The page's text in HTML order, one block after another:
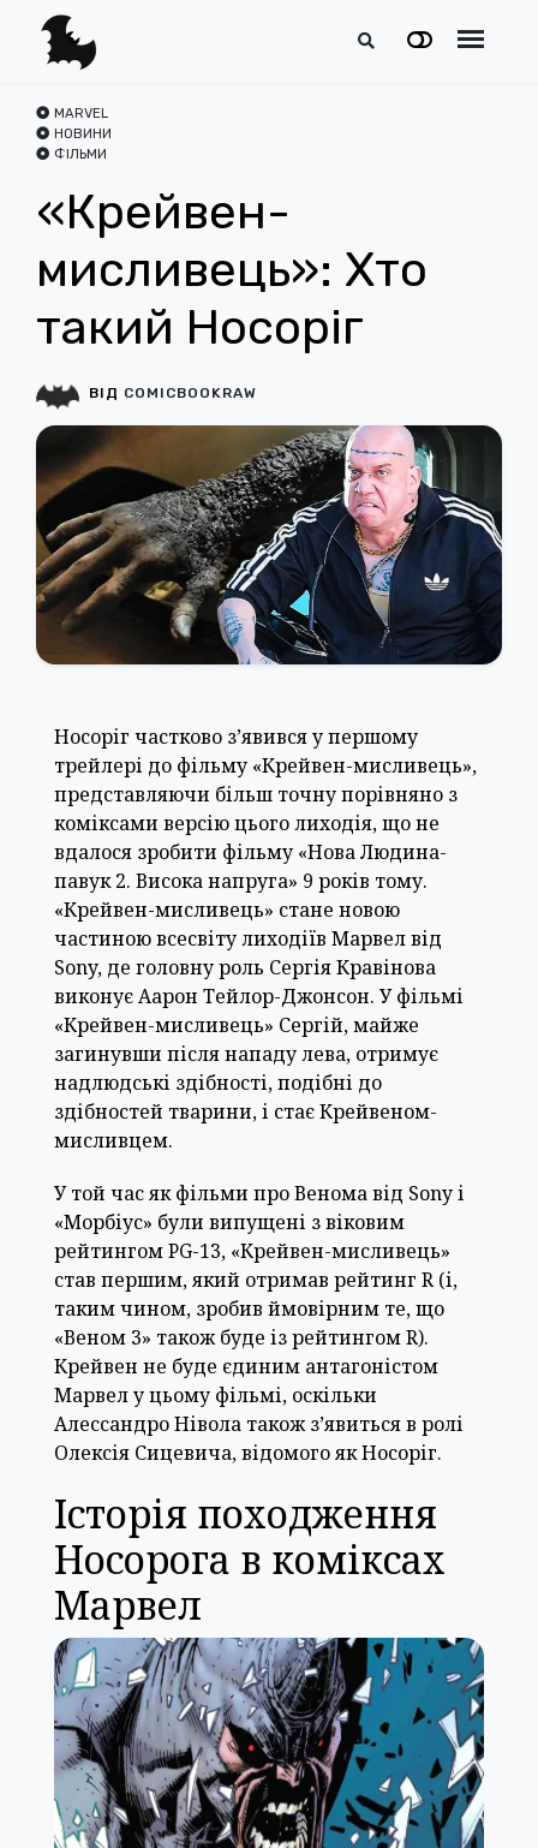
Носоріг частково з’явився у першому
трейлері до фільму «Крейвен-мисливець»,
представляючи більш точну порівняно з
коміксами версію цього лиходія, що не
вдалося зробити фільму «Нова Людина-
павук 2. Висока напруга» 9 років тому.
«Крейвен-мисливець» стане новою
частиною всесвіту лиходіїв Марвел від
Sony, де головну роль Сергія Кравінова
виконує Аарон Тейлор-Джонсон. У фільмі
«Крейвен-мисливець» Сергій, майже
загинувши після нападу лева, отримує
надлюдські здібності, подібні до
здібностей тварини, і стає Крейвеном-
мисливцем.
У той час як фільми про Венома від Sony і
«Морбіус» були випущені з віковим
рейтингом PG-13, «Крейвен-мисливець»
став першим, який отримав рейтинг R (і,
таким чином, зробив ймовірним те, що
«Веном 3» також буде із рейтингом R).
Крейвен не буде єдиним антагоністом
Марвел у цьому фільмі, оскільки
Алессандро Нівола також з’явиться в ролі
Олексія Сицевича, відомого як Носоріг.
Історія походження
Носорога в коміксах
Марвел
MARVEL
НОВИНИ
ФІЛЬМИ
«Крейвен-
мисливець»: Хто
такий Носоріг
ВІД COMICBOOKRAW